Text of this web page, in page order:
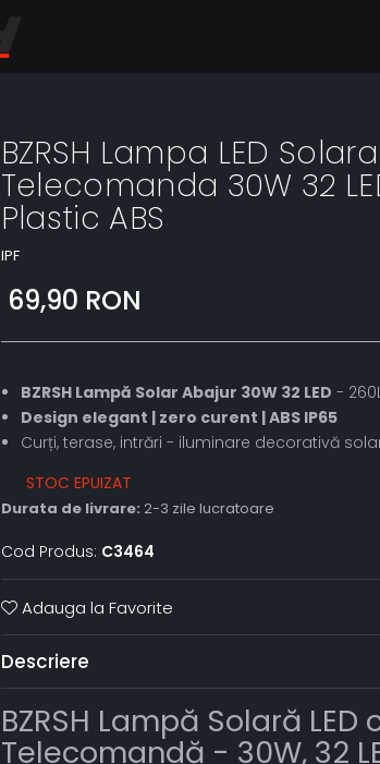
BZRSH Lampa LED
Telecomanda 30W 32
Plastic ABS
IPF
69,90 RON
BZRSH Lampă Solar Abajur 30W 32 LED -
Design elegant | zero curent | ABS IP65
Curți, terase, intrări - iluminare decorativă
STOC EPUIZAT
Durata de livrare: 2-3 zile lucratoare
Cod Produs: C3464
Adauga la Favorite
Descriere
BZRSH Lampă Solară
Telecomandă - 30W, 32